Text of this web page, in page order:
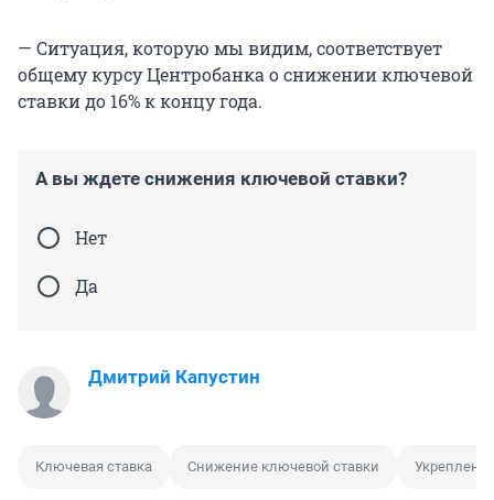
— Ситуация, которую мы видим, соответствует
общему курсу Центробанка о снижении ключевой
ставки до 16% к концу года.
А вы ждете снижения ключевой ставки?
Нет
Да
Дмитрий Капустин
Ключевая ставка Снижение ключевой ставки